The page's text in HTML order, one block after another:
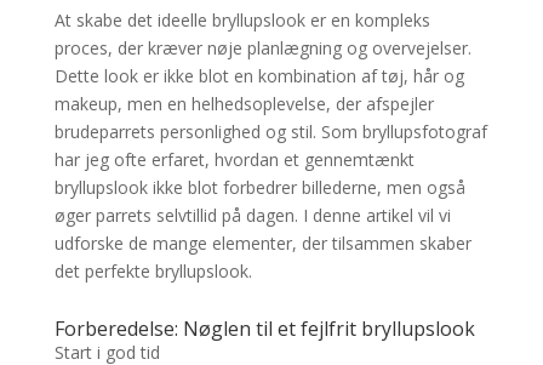
At skabe det ideelle bryllupslook er en kompleks
proces, der kræver nøje planlægning og overvejelser.
Dette look er ikke blot en kombination af tøj, hår og
makeup, men en helhedsoplevelse, der afspejler
brudeparrets personlighed og stil. Som bryllupsfotograf
har jeg ofte erfaret, hvordan et gennemtænkt
bryllupslook ikke blot forbedrer billederne, men også
øger parrets selvtillid på dagen. I denne artikel vil vi
udforske de mange elementer, der tilsammen skaber
det perfekte bryllupslook.
Forberedelse: Nøglen til et fejlfrit bryllupslook
Start i god tid